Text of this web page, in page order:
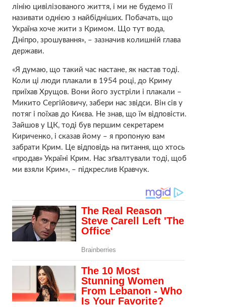
лінію цивілізованого життя, і ми не будемо її
називати однією з найбідніших. Побачать, що
Україна хоче жити з Кримом. Що тут вода,
Дніпро, зрошування», – зазначив колишній глава
держави.
«Я думаю, що такий час настане, як настав тоді.
Коли ці люди плакали в 1954 році, до Криму
приїхав Хрущов. Вони його зустріли і плакали –
Микито Сергійовичу, забери нас звідси. Він сів у
потяг і поїхав до Києва. Не знав, що їм відповісти.
Зайшов у ЦК, тоді був першим секретарем
Кириченко, і сказав йому – я пропоную вам
забрати Крим. Це відповідь на питання, що хтось
«продав» Україні Крим. Нас зґвалтували тоді, щоб
ми взяли Крим», – підкреслив Кравчук.